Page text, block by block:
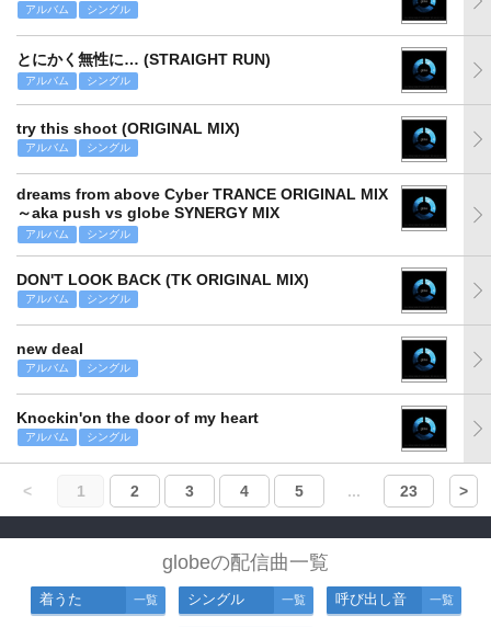
アルバム シングル
とにかく無性に… (STRAIGHT RUN)
アルバム シングル
try this shoot (ORIGINAL MIX)
アルバム シングル
dreams from above Cyber TRANCE ORIGINAL MIX
～aka push vs globe SYNERGY MIX
アルバム シングル
DON'T LOOK BACK (TK ORIGINAL MIX)
アルバム シングル
new deal
アルバム シングル
Knockin'on the door of my heart
アルバム シングル
< 1 2 3 4 5 ... 23 >
globeの配信曲一覧
着うた 一覧 シングル 一覧 呼び出し音 一覧